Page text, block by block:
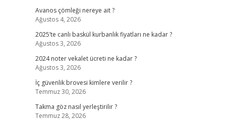
Avanos çömleği nereye ait ?
Ağustos 4, 2026
2025’te canlı baskül kurbanlık fiyatları ne kadar ?
Ağustos 3, 2026
2024 noter vekalet ücreti ne kadar ?
Ağustos 3, 2026
İç güvenlik brovesi kimlere verilir ?
Temmuz 30, 2026
Takma göz nasıl yerleştirilir ?
Temmuz 28, 2026